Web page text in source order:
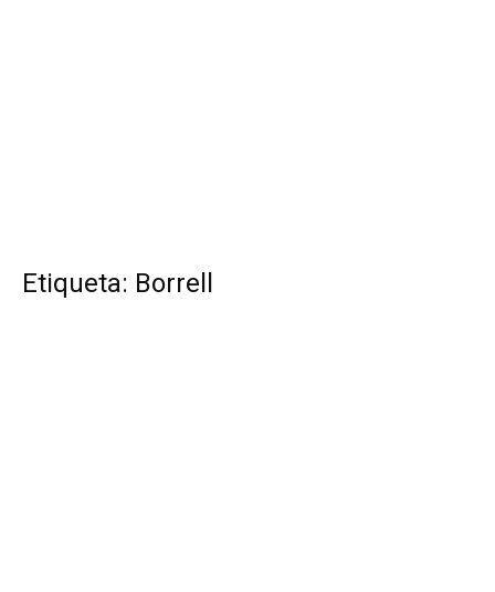
Etiqueta: Borrell